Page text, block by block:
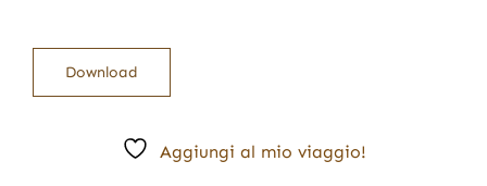
Download
Aggiungi al mio viaggio!